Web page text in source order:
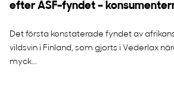
efter ASF-fyndet –
Det första konstaterade fyndet av
vildsvin i Finland, som gjorts i Vederlax
myck...